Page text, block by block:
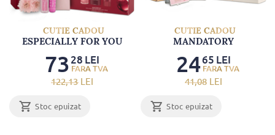
CUTIE CADOU
ESPECIALLY FOR YOU
122,13 LEI
73 28 LEI
Stoc epuizat
CUTIE CADOU
MANDATORY
41,08 LEI
2465 LEI
Stoc epuizat